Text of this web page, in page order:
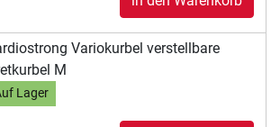
Variokurbel verstellbare
M
Lager